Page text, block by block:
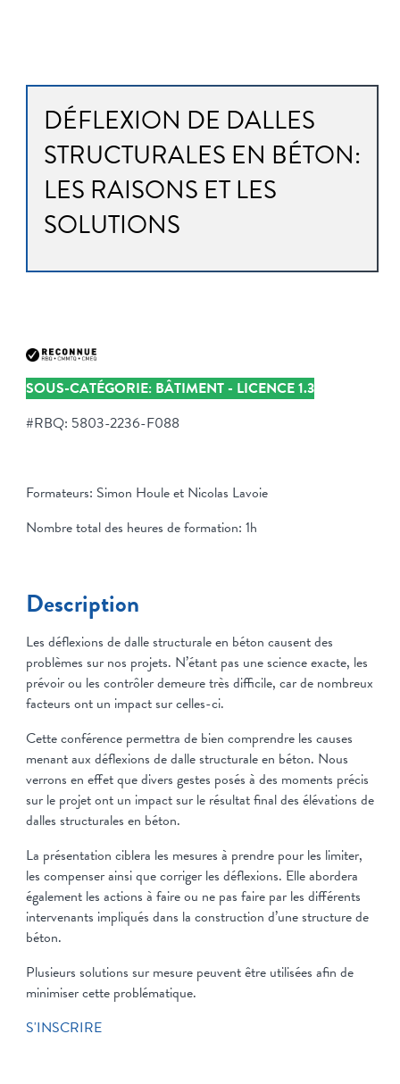
DÉFLEXION DE DALLES
STRUCTURALES EN BÉTON:
LES RAISONS ET LES
SOLUTIONS
SOUS-CATÉGORIE: BÂTIMENT - LICENCE 1.3
#RBQ: 5803-2236-F088
Formateurs: Simon Houle et Nicolas Lavoie
Nombre total des heures de formation: 1h
Description
Les déflexions de dalle structurale en béton causent des
problèmes sur nos projets. N’étant pas une science exacte, les
prévoir ou les contrôler demeure très difficile, car de nombreux
facteurs ont un impact sur celles-ci.
Cette conférence permettra de bien comprendre les causes
menant aux déflexions de dalle structurale en béton. Nous
verrons en effet que divers gestes posés à des moments précis
sur le projet ont un impact sur le résultat final des élévations de
dalles structurales en béton.
La présentation ciblera les mesures à prendre pour les limiter,
les compenser ainsi que corriger les déflexions. Elle abordera
également les actions à faire ou ne pas faire par les différents
intervenants impliqués dans la construction d’une structure de
béton.
Plusieurs solutions sur mesure peuvent être utilisées afin de
minimiser cette problématique.
S'INSCRIRE